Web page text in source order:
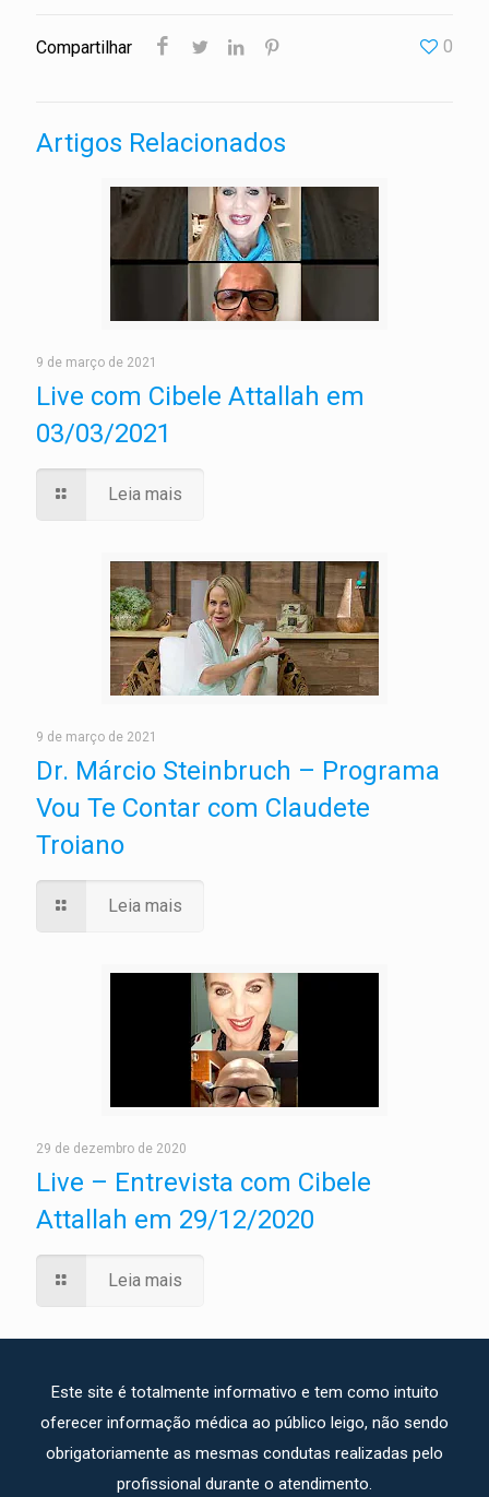
Compartilhar 0
Artigos Relacionados
9 de março de 2021
Live com Cibele Attallah em
03/03/2021
Leia mais
9 de março de 2021
Dr. Márcio Steinbruch – Programa
Vou Te Contar com Claudete
Troiano
Leia mais
29 de dezembro de 2020
Live – Entrevista com Cibele
Attallah em 29/12/2020
Leia mais
Este site é totalmente informativo e tem como intuito
oferecer informação médica ao público leigo, não sendo
obrigatoriamente as mesmas condutas realizadas pelo
profissional durante o atendimento.